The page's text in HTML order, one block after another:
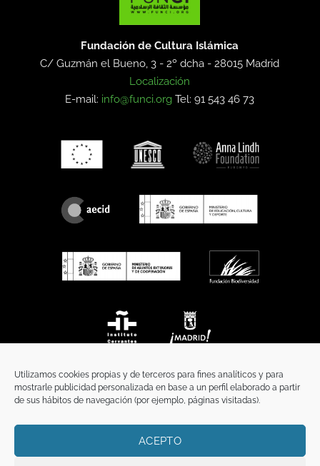
Utilizamos cookies propias y de terceros para fines analíticos y para
mostrarle publicidad personalizada en base a un perfil elaborado a partir
de sus hábitos de navegación (por ejemplo, páginas visitadas).
ACEPTO
Fundación de Cultura Islámica
C/ Guzmán el Bueno, 3 - 2º dcha -28015 Madrid
Localización
E-mail: info@funci.org Tel: 91 543 46 73